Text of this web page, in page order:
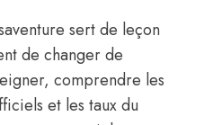
sert de leçon
de changer de
comprendre les
et les taux du